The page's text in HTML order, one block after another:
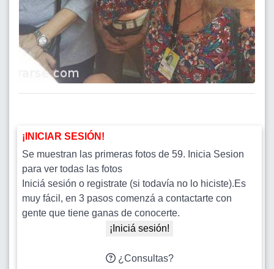
¡INICIAR SESIÓN!
Se muestran las primeras fotos de 59. Inicia Sesion
para ver todas las fotos
Iniciá sesión o registrate (si todavía no lo hiciste).Es
muy fácil, en 3 pasos comenzá a contactarte con
gente que tiene ganas de conocerte.
¡Iniciá sesión!
¿Consultas?